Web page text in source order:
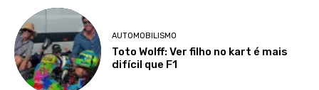
AUTOMOBILISMO
Toto Wolff: Ver filho no kart é mais
difícil que F1